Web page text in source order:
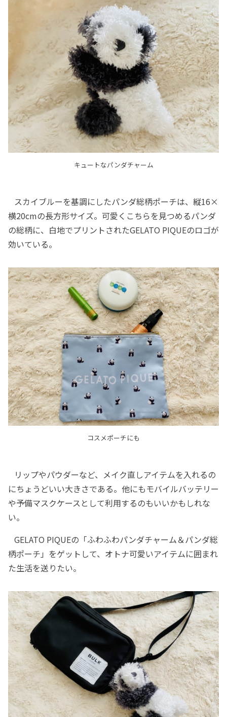
キュートなパンダチャーム
スカイブルーを基調にしたパンダ総柄ポーチは、縦16×
横20cmの長方形サイズ。可愛くこちらを見つめるパンダ
の総柄に、白地でプリントされたGELATO PIQUEのロゴが
効いている。
コスメポーチにも
リップやパウダーなど、メイク直しアイテムを入れるの
にちょうどいい大きさである。他にもモバイルバッテリー
や予備マスクケースとして利用するのもいいかもしれな
い。
GELATO PIQUEの「ふわふわパンダチャーム＆パンダ総
柄ポーチ」をゲットして、オトナ可愛いアイテムに囲まれ
た生活を送りたい。